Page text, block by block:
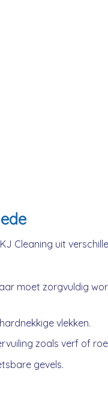
Cleaning uit
moet zorgvuldig
vlekken.
zoals verf of
gevels.